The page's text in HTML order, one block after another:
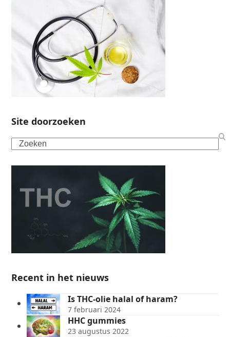
Site doorzoeken
Search
Recent in het nieuws
Is THC-olie halal of haram?
7 februari 2024
HHC gummies
23 augustus 2022